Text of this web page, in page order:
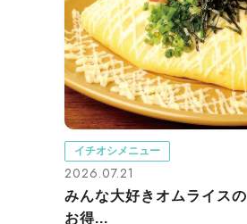
イチオシメニュー
2026.07.21
みんな大好きオムライス
お得...